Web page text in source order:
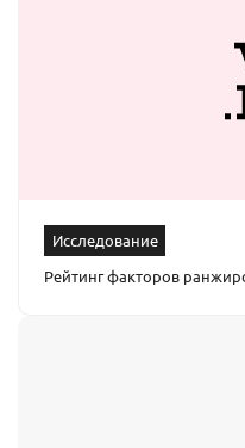
Исследование
Рейтинг факторов